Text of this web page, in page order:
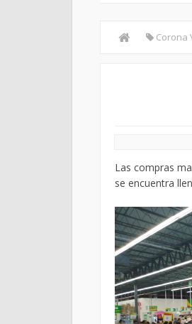
Corona
Las compras
se encuentra